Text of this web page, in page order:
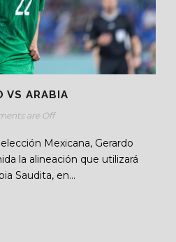
VS ARABIA
are Off
Mexicana, Gerardo
la alineación que utilizará
Saudita, en...